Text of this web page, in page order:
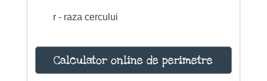
r - raza cercului
Calculator online de perimetre